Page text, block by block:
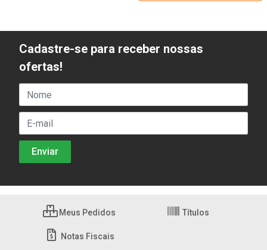
Cadastre-se para receber nossas
ofertas!
Meus Pedidos Títulos
Notas Fiscais